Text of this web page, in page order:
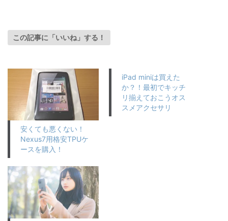
この記事に「いいね」する！
安くても悪くない！
Nexus7用格安TPUケ
ースを購入！
iPad miniは買えた
か？！最初でキッチ
リ揃えておこうオス
スメアクセサリ